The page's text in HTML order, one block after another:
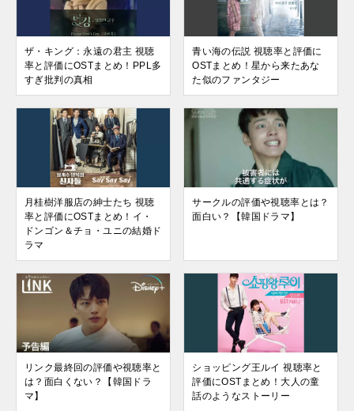
ザ・キング：永遠の君主 視聴
率と評価にOSTまとめ！PPL多
すぎ批判の真相
青い海の伝説 視聴率と評価に
OSTまとめ！星から来たあな
た似のファンタジー
月桂樹洋服店の紳士たち 視聴
率と評価にOSTまとめ！イ・
ドンゴン＆チョ・ユニの結婚ド
ラマ
サークルの評価や視聴率とは？
面白い？【韓国ドラマ】
リンク最終回の評価や視聴率と
は？面白くない？【韓国ドラ
マ】
ショッピング王ルイ 視聴率と
評価にOSTまとめ！大人の童
話のようなストーリー